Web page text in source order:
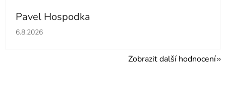
Pavel Hospodka
Hodnocení obchodu je 5 z 5 hvězdiček.
6.8.2026
Zobrazit další hodnocení